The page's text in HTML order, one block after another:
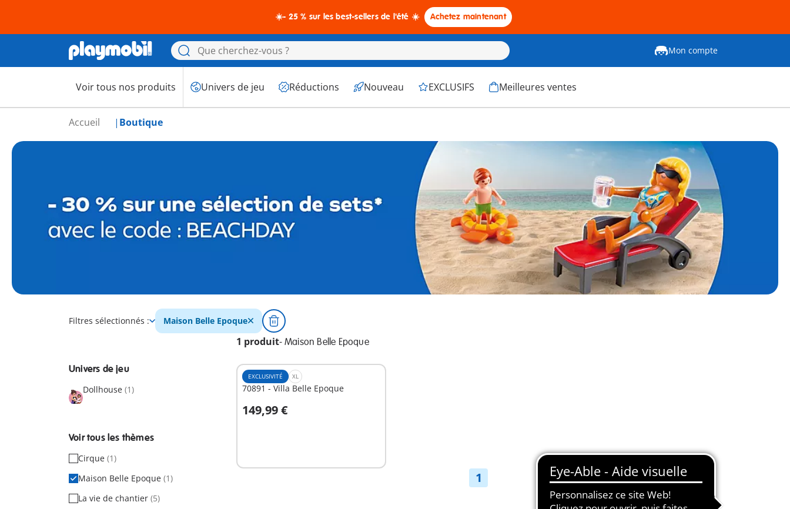
☀️- 25 % sur les best-sellers de l'été ☀️ Achetez maintenant
Mon compte
Voir tous nos produits Univers de jeu Réductions Nouveau EXCLUSIFS Meilleures ventes
Accueil Boutique
Filtres sélectionnés : Maison Belle Epoque
1 produit- Maison Belle Epoque
Univers de jeu
Dollhouse (1)
Voir tous les thèmes
Cirque (1)
Maison Belle Epoque (1)
La vie de chantier (5)
EXCLUSIVITÉ XL
70891 - Villa Belle Epoque
149,99 €
Au panier
1